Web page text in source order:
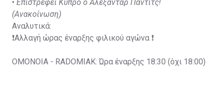
• Επιστρέφει Κύπρο ο Αλεξάνταρ Πάντιτς!
(Ανακοίνωση)
Αναλυτικά:
❗️Αλλαγή ώρας έναρξης φιλικού αγώνα ❗️
OMONOIA - RADOMIAK: Ώρα έναρξης 18:30 (όχι 18:00)